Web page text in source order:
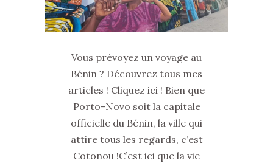
Vous prévoyez un voyage au
Bénin ? Découvrez tous mes
articles ! Cliquez ici ! Bien que
Porto-Novo soit la capitale
officielle du Bénin, la ville qui
attire tous les regards, c’est
Cotonou !C’est ici que la vie